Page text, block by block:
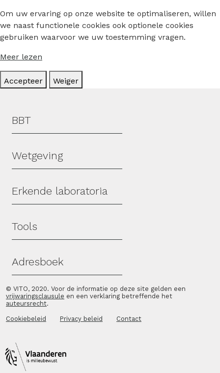
Om uw ervaring op onze website te optimaliseren, willen
we naast functionele cookies ook optionele cookies
gebruiken waarvoor we uw toestemming vragen.
Meer lezen
Accepteer Weiger
Hoofdmenu
BBT
Wetgeving
Erkende laboratoria
Tools
Adresboek
© VITO, 2020. Voor de informatie op deze site gelden een
vrijwaringsclausule en een verklaring betreffende het
auteursrecht.
Cookiebeleid Privacy beleid Contact